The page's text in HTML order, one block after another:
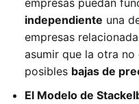
empresas puedan
independiente una
empresas
asumir que la otra
posibles bajas de
El Modelo de